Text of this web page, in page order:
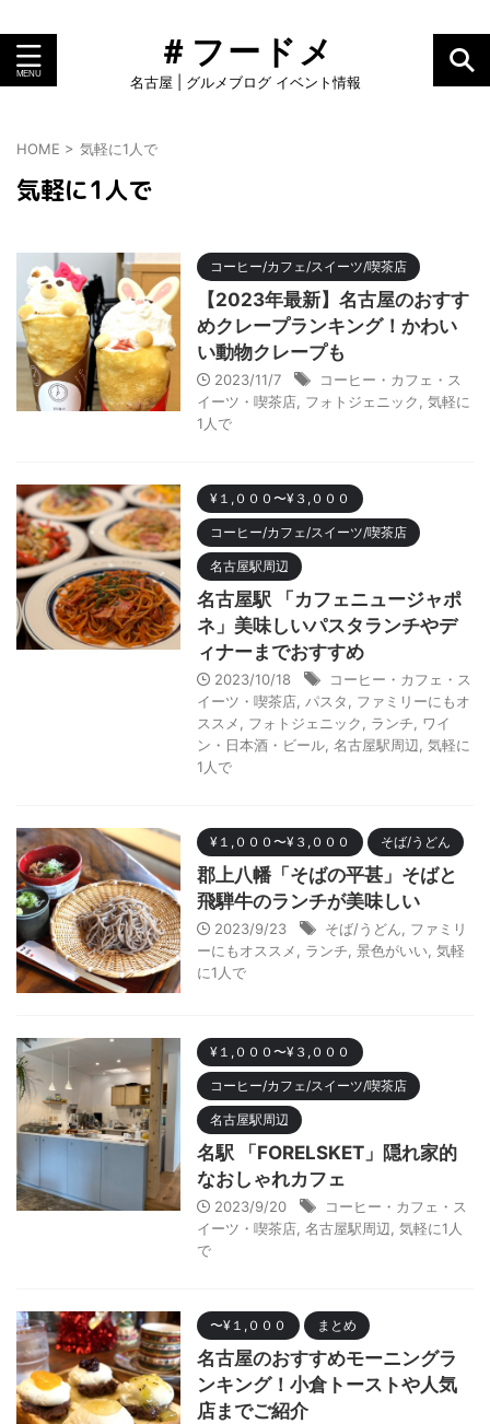
＃フードメ
名古屋 | グルメブログ イベント情報
HOME > 気軽に1人で
気軽に1人で
コーヒー/カフェ/スイーツ/喫茶店
【2023年最新】名古屋のおすす
めクレープランキング！かわい
い動物クレープも
2023/11/7
コーヒー・カフェ・ス
イーツ・喫茶店 フォトジェニック
気軽に
1人で
¥１,０００〜¥３,０００
コーヒー/カフェ/スイーツ/喫茶店
名古屋駅周辺
名古屋駅 「カフェニュージャポ
ネ」美味しいパスタランチやデ
ィナーまでおすすめ
2023/10/18
コーヒー・カフェ・ス
イーツ・喫茶店 パスタ
ファミリーにもオ
ススメ
フォトジェニック ランチ
ワイ
ン・日本酒・ビール 名古屋駅周辺 気軽に
1人で
¥１,０００〜¥３,０００ そば/うどん
郡上八幡「そばの平甚」そばと
飛騨牛のランチが美味しい
2023/9/23 そば/うどん
ファミリ
ーにもオススメ
ランチ 景色がいい 気軽
に1人で
¥１,０００〜¥３,０００
コーヒー/カフェ/スイーツ/喫茶店
名古屋駅周辺
名駅 「FORELSKET」隠れ家的
なおしゃれカフェ
2023/9/20
コーヒー・カフェ・ス
イーツ・喫茶店 名古屋駅周辺 気軽に1人
で
〜¥１,０００ まとめ
名古屋のおすすめモーニングラ
ンキング！小倉トーストや人気
店までご紹介